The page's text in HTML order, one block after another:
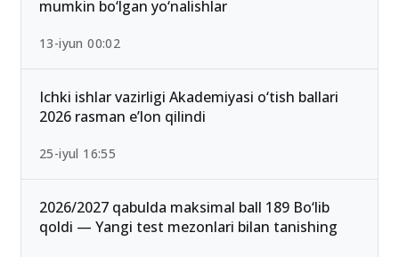
Qabul-2026: Eng past o‘tish ballari bilan kirish
mumkin bo‘lgan yo‘nalishlar
13-iyun 00:02
Ichki ishlar vazirligi Akademiyasi o‘tish ballari
2026 rasman e’lon qilindi
25-iyul 16:55